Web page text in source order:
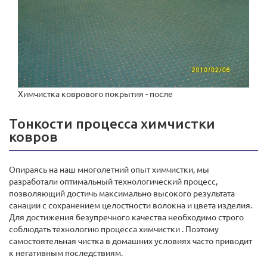
Химчистка коврового покрытия - после
Тонкости процесса химчистки
ковров
Опираясь на наш многолетний опыт химчистки, мы
разработали оптимальный технологический процесс,
позволяющий достичь максимально высокого результата
санации с сохранением целостности волокна и цвета изделия.
Для достижения безупречного качества необходимо строго
соблюдать технологию процесса химчистки . Поэтому
самостоятельная чистка в домашних условиях часто приводит
к негативным последствиям.